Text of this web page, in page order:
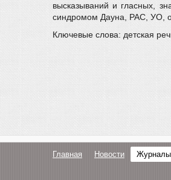
высказываний и гласных,
синдромом Дауна, РАС, УО,
Ключевые слова: детская
Главная Новости Журналы